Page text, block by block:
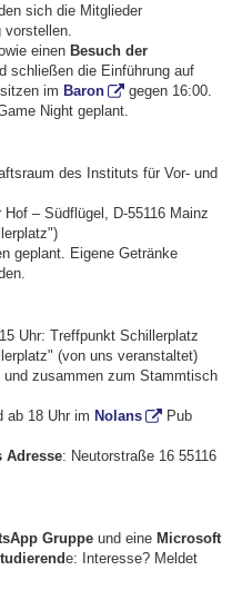
sich die Mitglieder
vorstellen.
einen Besuch der
schließen die Einführung auf
im Baron
gegen 16:00.
Night geplant.
des Instituts für Vor- und
– Südflügel, D-55116 Mainz
geplant. Eigene Getränke
Uhr: Treffpunkt Schillerplatz
(von uns veranstaltet)
zusammen zum Stammtisch
ab 18 Uhr im Nolans
Pub
Adresse: Neutorstraße 16 55116
Gruppe und eine Microsoft
e: Interesse? Meldet